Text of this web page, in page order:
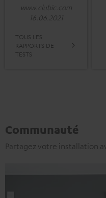
www.clubic.com
16.06.2021
TOUS LES
RAPPORTS DE
TESTS
Communauté
Partagez votre installation